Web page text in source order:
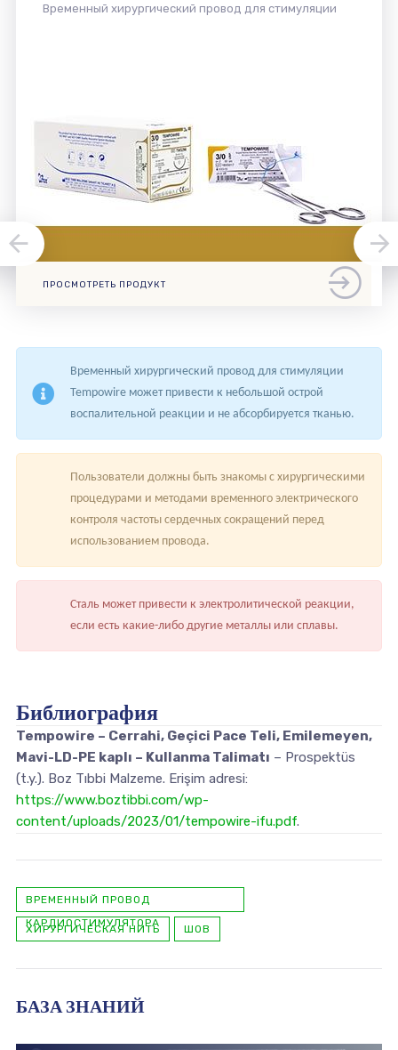
Временный хирургический провод для стимуляции
ПРОСМОТРЕТЬ ПРОДУКТ
Временный хирургический провод для стимуляции
Tempowire может привести к небольшой острой
воспалительной реакции и не абсорбируется тканью.
Пользователи должны быть знакомы с хирургическими
процедурами и методами временного электрического
контроля частоты сердечных сокращений перед
использованием провода.
Сталь может привести к электролитической реакции,
если есть какие-либо другие металлы или сплавы.
Библиография
Tempowire – Cerrahi, Geçici Pace Teli, Emilemeyen,
Mavi-LD-PE kaplı – Kullanma Talimatı – Prospektüs
(t.y.). Boz Tıbbi Malzeme. Erişim adresi:
https://www.boztibbi.com/wp-
content/uploads/2023/01/tempowire-ifu.pdf.
ВРЕМЕННЫЙ ПРОВОД
КАРДИОСТИМУЛЯТОРА
ХИРУРГИЧЕСКАЯ НИТЬ ШОВ
БАЗА ЗНАНИЙ